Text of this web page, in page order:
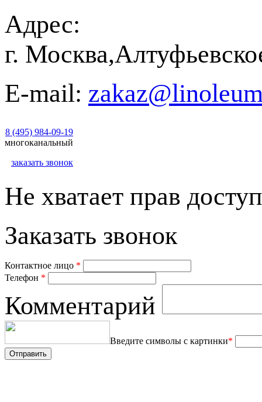
Адрес:
г.
E-mail:
8 (495) 984-09-19
многоканальный
заказать звонок
Не хватает прав
Заказать звонок
Контактное лицо *
Телефон *
Комментарий
Введите символы с картинки*